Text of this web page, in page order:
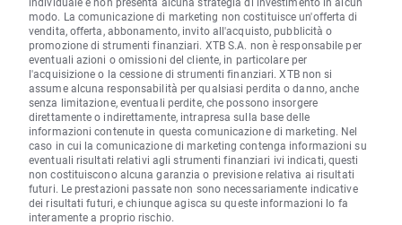
modo. La comunicazione di marketing non costituisce un'offerta di
vendita, offerta, abbonamento, invito all'acquisto, pubblicità o
promozione di strumenti finanziari. XTB S.A. non è responsabile per
eventuali azioni o omissioni del cliente, in particolare per
l'acquisizione o la cessione di strumenti finanziari. XTB non si
assume alcuna responsabilità per qualsiasi perdita o danno, anche
senza limitazione, eventuali perdite, che possono insorgere
direttamente o indirettamente, intrapresa sulla base delle
informazioni contenute in questa comunicazione di marketing. Nel
caso in cui la comunicazione di marketing contenga informazioni su
eventuali risultati relativi agli strumenti finanziari ivi indicati, questi
non costituiscono alcuna garanzia o previsione relativa ai risultati
futuri. Le prestazioni passate non sono necessariamente indicative
dei risultati futuri, e chiunque agisca su queste informazioni lo fa
interamente a proprio rischio.